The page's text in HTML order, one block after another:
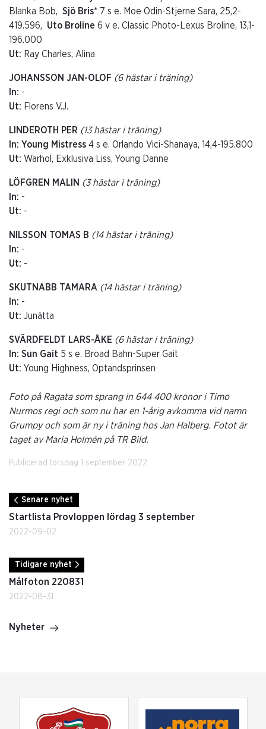
Blanka Bob, Sjö Bris* 7 s e. Moe Odin-Stjerne Sara, 25,2-
419.596, Uto Broline 6 v e. Classic Photo-Lexus Broline, 13,1-
196.000
Ut: Ray Charles, Alina
JOHANSSON JAN-OLOF (6 hästar i träning)
In: -
Ut: Florens V.J.
LINDEROTH PER (13 hästar i träning)
In: Young Mistress 4 s e. Orlando Vici-Shanaya, 14,4-195.800
Ut: Warhol, Exklusiva Liss, Young Danne
LÖFGREN MALIN (3 hästar i träning)
In: -
Ut: -
NILSSON TOMAS B (14 hästar i träning)
In: -
Ut: -
SKUTNABB TAMARA (14 hästar i träning)
In: -
Ut: Junätta
SVÄRDFELDT LARS-ÅKE (6 hästar i träning)
In: Sun Gait 5 s e. Broad Bahn-Super Gait
Ut: Young Highness, Optandsprinsen
Foto på Ragata som sprang in 644 400 kronor i Timo
Nurmos regi och som nu har en 1-årig avkomma vid namn
Grumpy och som är ny i träning hos Jan Halberg. Fotot är
taget av Maria Holmén på TR Bild.
Publicerad torsdag 1 september 2022.
Senare nyhet
Startlista Provloppen lördag 3 september
2022-09-02
Tidigare nyhet
Målfoton 220831
2022-08-31
Nyheter